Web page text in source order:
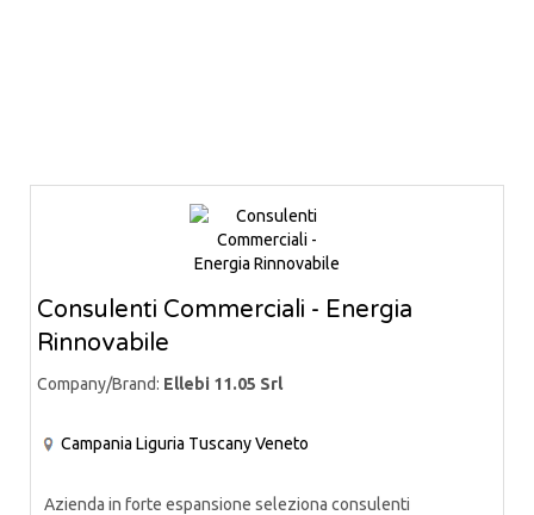
Consulenti Commerciali - Energia
Rinnovabile
Company/Brand: Ellebi 11.05 Srl
Campania Liguria TuscanyVeneto
Azienda in forte espansione seleziona consulenti